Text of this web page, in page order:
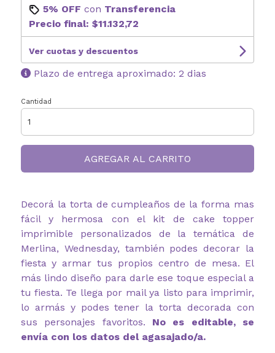
5% OFF con Transferencia
Precio final: $11.132,72
Ver cuotas y descuentos
Plazo de entrega aproximado: 2 dias
Cantidad
AGREGAR AL CARRITO
Decorá la torta de cumpleaños de la forma mas
fácil y hermosa con el kit de cake topper
imprimible personalizados de la temática de
Merlina, Wednesday, también podes decorar la
fiesta y armar tus propios centro de mesa. El
más lindo diseño para darle ese toque especial a
tu fiesta. Te llega por mail ya listo para imprimir,
lo armás y podes tener la torta decorada con
sus personajes favoritos. No es editable, se
envía con los datos del agasajado/a.